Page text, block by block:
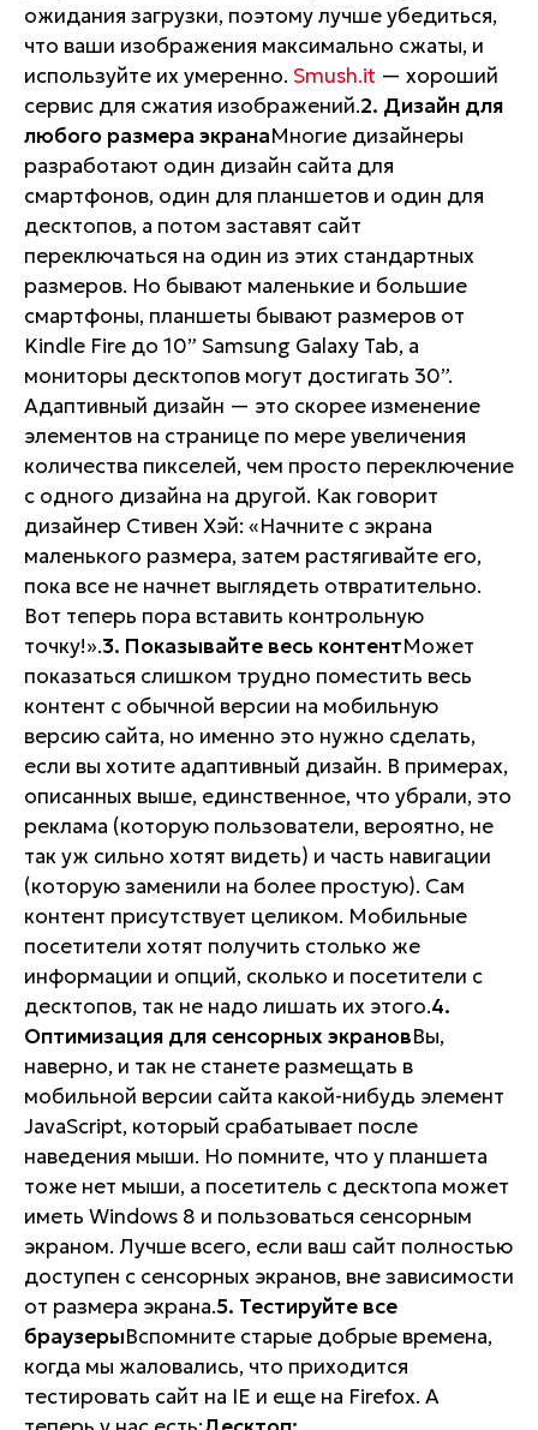
ожидания загрузки, поэтому лучше убедиться,
что ваши изображения максимально сжаты, и
используйте их умеренно. Smush.it — хороший
сервис для сжатия изображений.2. Дизайн для
любого размера экранаМногие дизайнеры
разработают один дизайн сайта для
смартфонов, один для планшетов и один для
десктопов, а потом заставят сайт
переключаться на один из этих стандартных
размеров. Но бывают маленькие и большие
смартфоны, планшеты бывают размеров от
Kindle Fire до 10” Samsung Galaxy Tab, а
мониторы десктопов могут достигать 30”.
Адаптивный дизайн — это скорее изменение
элементов на странице по мере увеличения
количества пикселей, чем просто переключение
с одного дизайна на другой. Как говорит
дизайнер Стивен Хэй: «Начните с экрана
маленького размера, затем растягивайте его,
пока все не начнет выглядеть отвратительно.
Вот теперь пора вставить контрольную
точку!».3. Показывайте весь контентМожет
показаться слишком трудно поместить весь
контент с обычной версии на мобильную
версию сайта, но именно это нужно сделать,
если вы хотите адаптивный дизайн. В примерах,
описанных выше, единственное, что убрали, это
реклама (которую пользователи, вероятно, не
так уж сильно хотят видеть) и часть навигации
(которую заменили на более простую). Сам
контент присутствует целиком. Мобильные
посетители хотят получить столько же
информации и опций, сколько и посетители с
десктопов, так не надо лишать их этого.4.
Оптимизация для сенсорных экрановВы,
наверно, и так не станете размещать в
мобильной версии сайта какой-нибудь элемент
JavaScript, который срабатывает после
наведения мыши. Но помните, что у планшета
тоже нет мыши, а посетитель с десктопа может
иметь Windows 8 и пользоваться сенсорным
экраном. Лучше всего, если ваш сайт полностью
доступен с сенсорных экранов, вне зависимости
от размера экрана.5. Тестируйте все
браузерыВспомните старые добрые времена,
когда мы жаловались, что приходится
тестировать сайт на IE и еще на Firefox. А